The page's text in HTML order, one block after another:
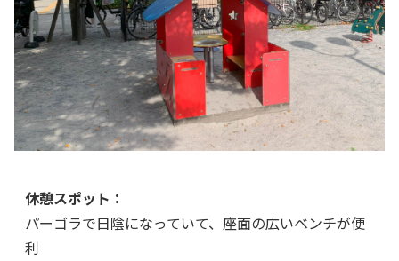
休憩スポット：
パーゴラで日陰になっていて、座面の広いベンチが便
利